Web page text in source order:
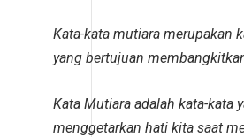
Kata-kata mutiara merupakan
yang bertujuan
Kata Mutiara adalah kata-kata
menggetarkan hati kita saat